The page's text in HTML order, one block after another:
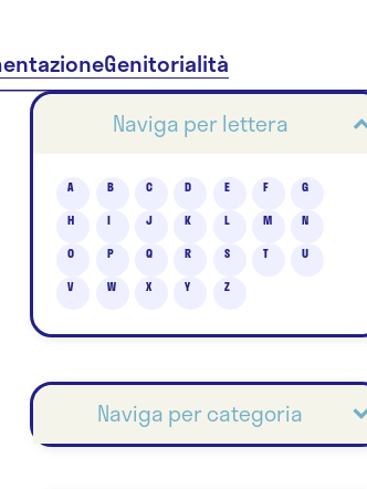
Genitorialità
Naviga per lettera
A B C D E F
G
H
I J K L M
N
O
P Q R S T
U
V
W X Y Z
Naviga per categoria